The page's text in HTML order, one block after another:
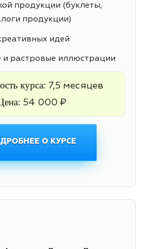
продукции (буклеты,
продукции)
идей
и растровые иллюстрации
курса: 7,5 месяцев
54 000 ₽
О КУРСЕ